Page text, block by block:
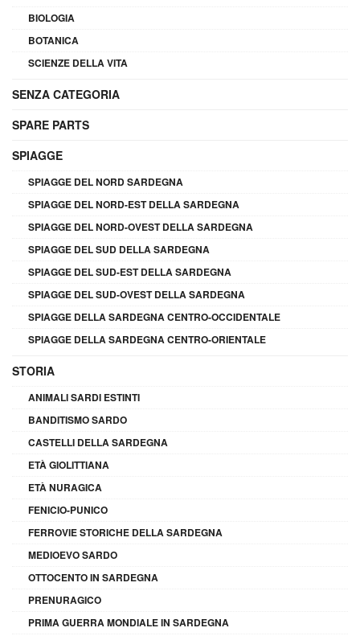
BIOLOGIA
BOTANICA
SCIENZE DELLA VITA
SENZA CATEGORIA
SPARE PARTS
SPIAGGE
SPIAGGE DEL NORD SARDEGNA
SPIAGGE DEL NORD-EST DELLA SARDEGNA
SPIAGGE DEL NORD-OVEST DELLA SARDEGNA
SPIAGGE DEL SUD DELLA SARDEGNA
SPIAGGE DEL SUD-EST DELLA SARDEGNA
SPIAGGE DEL SUD-OVEST DELLA SARDEGNA
SPIAGGE DELLA SARDEGNA CENTRO-OCCIDENTALE
SPIAGGE DELLA SARDEGNA CENTRO-ORIENTALE
STORIA
ANIMALI SARDI ESTINTI
BANDITISMO SARDO
CASTELLI DELLA SARDEGNA
ETÀ GIOLITTIANA
ETÀ NURAGICA
FENICIO-PUNICO
FERROVIE STORICHE DELLA SARDEGNA
MEDIOEVO SARDO
OTTOCENTO IN SARDEGNA
PRENURAGICO
PRIMA GUERRA MONDIALE IN SARDEGNA